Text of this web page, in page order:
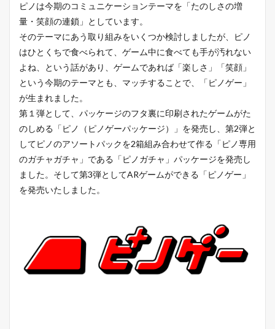
ピノは今期のコミュニケーションテーマを「たのしさの増
量・笑顔の連鎖」としています。
そのテーマにあう取り組みをいくつか検討しましたが、ピノ
はひとくちで食べられて、ゲーム中に食べても手が汚れない
よね、という話があり、ゲームであれば「楽しさ」「笑顔」
という今期のテーマとも、マッチすることで、「ピノゲー」
が生まれました。
第１弾として、パッケージのフタ裏に印刷されたゲームがた
のしめる「ピノ（ピノゲーパッケージ）」を発売し、第2弾と
してピノのアソートパックを2箱組み合わせて作る「ピノ専用
のガチャガチャ」である「ピノガチャ」パッケージを発売し
ました。そして第3弾としてARゲームができる「ピノゲー」
を発売いたしました。